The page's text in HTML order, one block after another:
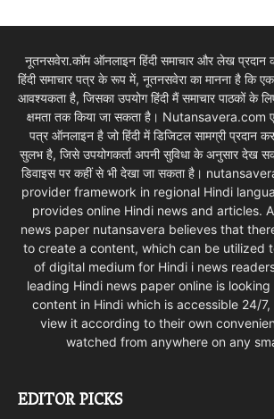
नूतनसवेरा.कॉम ऑनलाइन हिंदी समाचार और लेख
हिंदी समाचार पत्र के रूप में, नूतनसवेरा का मानना है कि
आवश्यकता है, जिसका उपयोग हिंदी मैं समाचार पाठकों के
क्षमता तक किया जा सकता है। Nutansavera.com
पत्र ऑनलाइन है जो हिंदी में डिजिटल सामग्री प्रदान
सुलभ है, जिसे उपयोगकर्ता अपनी सुविधा के अनुसार देख
डिवाइस पर कहीं से भी देखा जा सकता है।
provider framework in regional Hindi
provides online Hindi news and articles.
news paper nutansavera believes that
to create a content, which can be utilized
of digital medium for Hindi i news
leading Hindi news paper online is
content in Hindi which is accessible 24/
view it according to their own
watched from anywhere on any
EDITOR PICKS